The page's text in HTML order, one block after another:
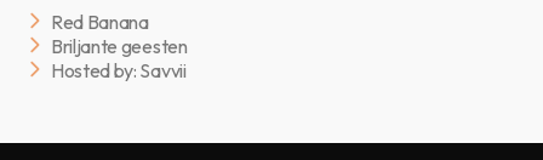
Red Banana
Briljante geesten
Hosted by: Savvii